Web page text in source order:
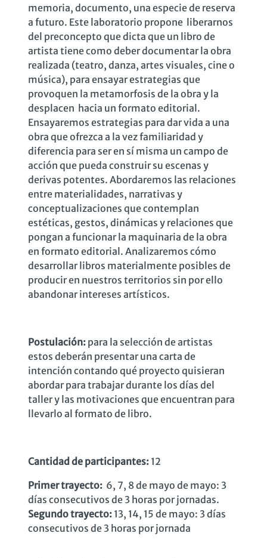
memoria, documento, una especie de reserva
a futuro. Este laboratorio propone liberarnos
del preconcepto que dicta que un libro de
artista tiene como deber documentar la obra
realizada (teatro, danza, artes visuales, cine o
música), para ensayar estrategias que
provoquen la metamorfosis de la obra y la
desplacen hacia un formato editorial.
Ensayaremos estrategias para dar vida a una
obra que ofrezca a la vez familiaridad y
diferencia para ser en sí misma un campo de
acción que pueda construir su escenas y
derivas potentes. Abordaremos las relaciones
entre materialidades, narrativas y
conceptualizaciones que contemplan
estéticas, gestos, dinámicas y relaciones que
pongan a funcionar la maquinaria de la obra
en formato editorial. Analizaremos cómo
desarrollar libros materialmente posibles de
producir en nuestros territorios sin por ello
abandonar intereses artísticos.
Postulación: para la selección de artistas
estos deberán presentar una carta de
intención contando qué proyecto quisieran
abordar para trabajar durante los días del
taller y las motivaciones que encuentran para
llevarlo al formato de libro.
Cantidad de participantes: 12
Primer trayecto: 6, 7, 8 de mayo de mayo: 3
días consecutivos de 3 horas por jornadas.
Segundo trayecto: 13, 14, 15 de mayo: 3 días
consecutivos de 3 horas por jornada